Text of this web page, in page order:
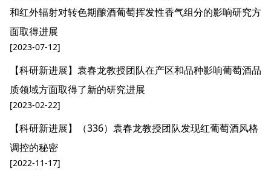
和红外辐射对转色期酿酒葡萄挥发性香气组分的影响研究方
面取得进展
[2023-07-12]
【科研新进展】袁春龙教授团队在产区和品种影响葡萄酒品
质领域方面取得了新的研究进展
[2023-02-22]
【科研新进展】（336）袁春龙教授团队发现红葡萄酒风格
调控的秘密
[2022-11-17]